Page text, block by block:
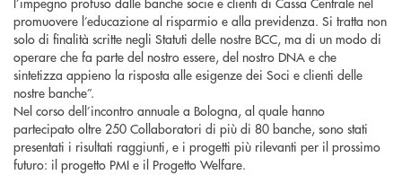
promuovere l’educazione al risparmio e alla previdenza. Si tratta non
solo di finalità scritte negli Statuti delle nostre BCC, ma di un modo di
operare che fa parte del nostro essere, del nostro DNA e che
sintetizza appieno la risposta alle esigenze dei Soci e clienti delle
nostre banche”.
Nel corso dell’incontro annuale a Bologna, al quale hanno
partecipato oltre 250 Collaboratori di più di 80 banche, sono stati
presentati i risultati raggiunti, e i progetti più rilevanti per il prossimo
futuro: il progetto PMI e il Progetto Welfare.